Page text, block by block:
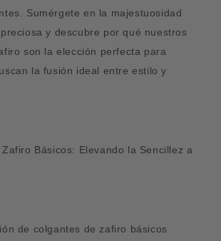
Sumérgete en la majestuosidad
y descubre por qué nuestros
son la elección perfecta para
la fusión ideal entre estilo y
Básicos: Elevando la Sencillez a
de colgantes de zafiro básicos